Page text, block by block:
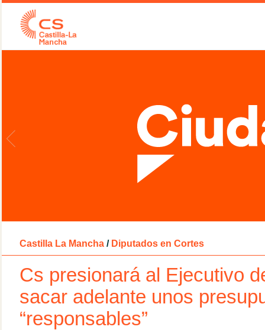
Castilla La Mancha / Diputados en Cortes
Cs presionará al Ejecutivo
sacar adelante unos
“responsables”